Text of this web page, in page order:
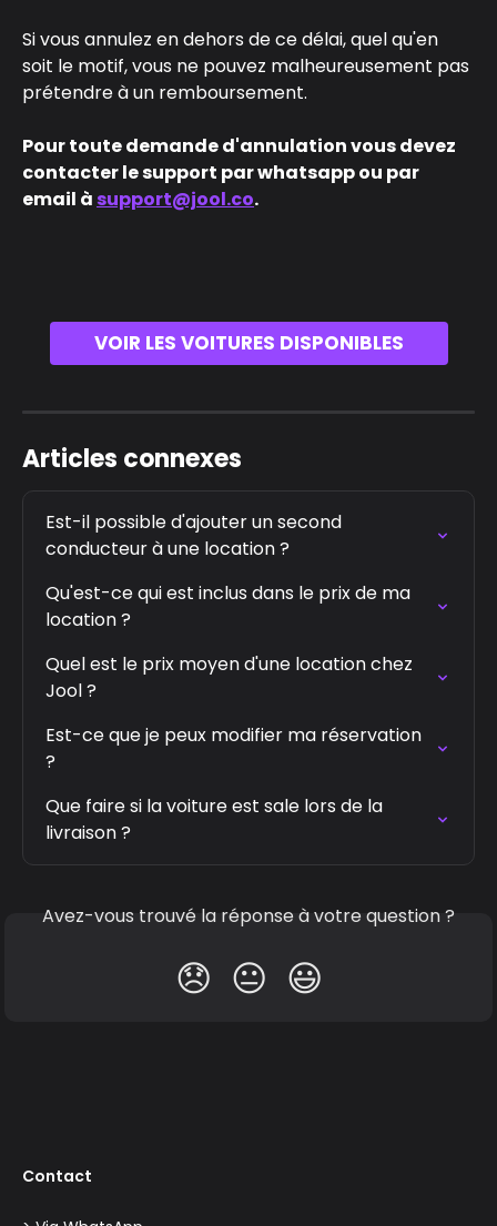
Si vous annulez en dehors de ce délai, quel qu'en
soit le motif, vous ne pouvez malheureusement pas
prétendre à un remboursement.
Pour toute demande d'annulation vous devez
contacter le support par whatsapp ou par
email à support@jool.co.
VOIR LES VOITURES DISPONIBLES
Articles connexes
Est-il possible d'ajouter un second
conducteur à une location ?
Qu'est-ce qui est inclus dans le prix de ma
location ?
Quel est le prix moyen d'une location chez
Jool ?
Est-ce que je peux modifier ma réservation
?
Que faire si la voiture est sale lors de la
livraison ?
Avez-vous trouvé la réponse à votre question ?
😞 😐 😃
Contact